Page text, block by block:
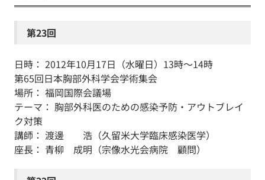
第23回
日時： 2012年10月17日（水曜日）13時～14時
第65回日本胸部外科学会学術集会
場所： 福岡国際会議場
テーマ： 胸部外科医のための感染予防・アウトブレイ
ク対策
講師： 渡邊 浩（久留米大学臨床感染医学）
座長： 青柳 成明（宗像水光会病院 顧問）